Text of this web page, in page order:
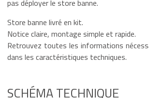
pas déployer le store banne.
Store banne livré en kit.
Notice claire, montage simple et rapide.
Retrouvez toutes les informations
dans les caractéristiques techniques.
SCHÉMA TECHNIQUE